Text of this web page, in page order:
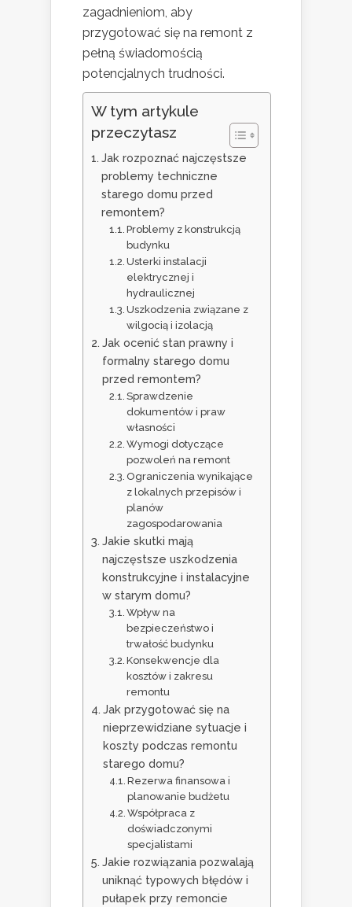
zagadnieniom, aby
przygotować się na remont z
pełną świadomością
potencjalnych trudności.
W tym artykule
przeczytasz
Jak rozpoznać najczęstsze
problemy techniczne
starego domu przed
remontem?
Problemy z konstrukcją
budynku
Usterki instalacji
elektrycznej i
hydraulicznej
Uszkodzenia związane z
wilgocią i izolacją
Jak ocenić stan prawny i
formalny starego domu
przed remontem?
Sprawdzenie
dokumentów i praw
własności
Wymogi dotyczące
pozwoleń na remont
Ograniczenia wynikające
z lokalnych przepisów i
planów
zagospodarowania
Jakie skutki mają
najczęstsze uszkodzenia
konstrukcyjne i instalacyjne
w starym domu?
Wpływ na
bezpieczeństwo i
trwałość budynku
Konsekwencje dla
kosztów i zakresu
remontu
Jak przygotować się na
nieprzewidziane sytuacje i
koszty podczas remontu
starego domu?
Rezerwa finansowa i
planowanie budżetu
Współpraca z
doświadczonymi
specjalistami
Jakie rozwiązania pozwalają
uniknąć typowych błędów i
pułapek przy remoncie